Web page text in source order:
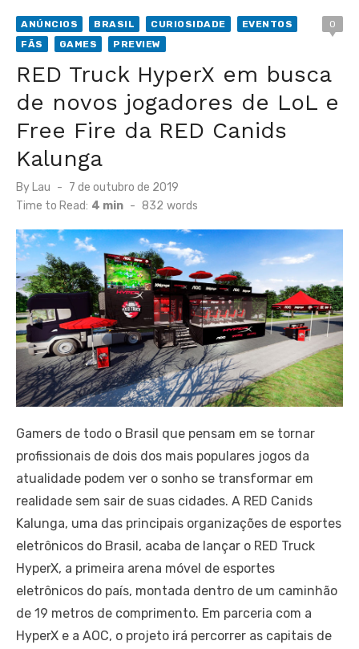
ANÚNCIOS BRASIL CURIOSIDADE
EVENTOS
FÃS
GAMES PREVIEW
0
RED Truck HyperX em busca
de novos jogadores de LoL e
Free Fire da RED Canids
Kalunga
By Lau
Posted
on
7 de outubro de 2019
Time to Read: 4 min - 832 words
Gamers de todo o Brasil que pensam em se tornar
profissionais de dois dos mais populares jogos da
atualidade podem ver o sonho se transformar em
realidade sem sair de suas cidades. A RED Canids
Kalunga, uma das principais organizações de esportes
eletrônicos do Brasil, acaba de lançar o RED Truck
HyperX, a primeira arena móvel de esportes
eletrônicos do país, montada dentro de um caminhão
de 19 metros de comprimento. Em parceria com a
HyperX e a AOC, o projeto irá percorrer as capitais de